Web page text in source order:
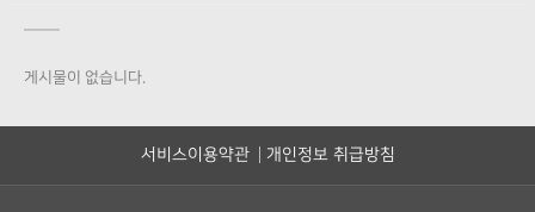
게시물이 없습니다.
서비스이용약관 개인정보 취급방침